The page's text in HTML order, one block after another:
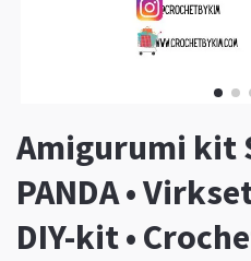
Amigurumi kit
PANDA •
DIY-kit •